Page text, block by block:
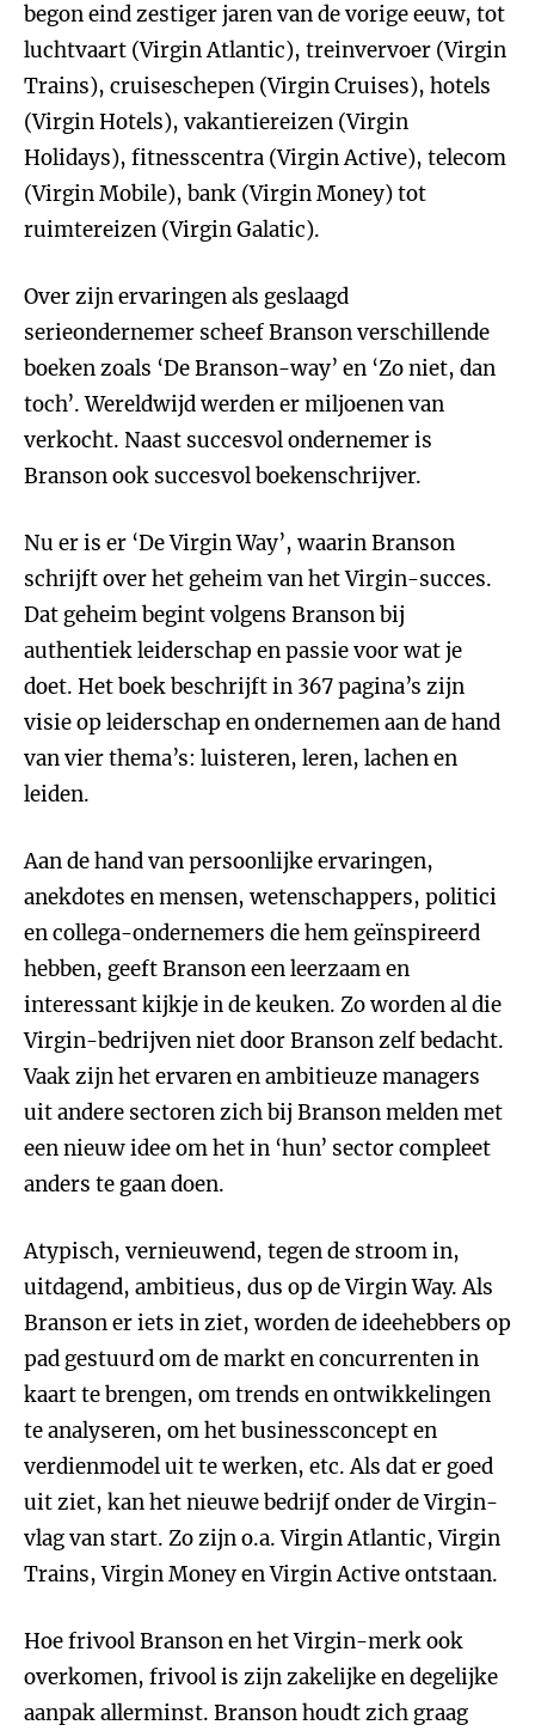
begon eind zestiger jaren van de vorige eeuw, tot
luchtvaart (Virgin Atlantic), treinvervoer (Virgin
Trains), cruiseschepen (Virgin Cruises), hotels
(Virgin Hotels), vakantiereizen (Virgin
Holidays), fitnesscentra (Virgin Active), telecom
(Virgin Mobile), bank (Virgin Money) tot
ruimtereizen (Virgin Galatic).
Over zijn ervaringen als geslaagd
serieondernemer scheef Branson verschillende
boeken zoals ‘De Branson-way’ en ‘Zo niet, dan
toch’. Wereldwijd werden er miljoenen van
verkocht. Naast succesvol ondernemer is
Branson ook succesvol boekenschrijver.
Nu er is er ‘De Virgin Way’, waarin Branson
schrijft over het geheim van het Virgin-succes.
Dat geheim begint volgens Branson bij
authentiek leiderschap en passie voor wat je
doet. Het boek beschrijft in 367 pagina’s zijn
visie op leiderschap en ondernemen aan de hand
van vier thema’s: luisteren, leren, lachen en
leiden.
Aan de hand van persoonlijke ervaringen,
anekdotes en mensen, wetenschappers, politici
en collega-ondernemers die hem geïnspireerd
hebben, geeft Branson een leerzaam en
interessant kijkje in de keuken. Zo worden al die
Virgin-bedrijven niet door Branson zelf bedacht.
Vaak zijn het ervaren en ambitieuze managers
uit andere sectoren zich bij Branson melden met
een nieuw idee om het in ‘hun’ sector compleet
anders te gaan doen.
Atypisch, vernieuwend, tegen de stroom in,
uitdagend, ambitieus, dus op de Virgin Way. Als
Branson er iets in ziet, worden de ideehebbers op
pad gestuurd om de markt en concurrenten in
kaart te brengen, om trends en ontwikkelingen
te analyseren, om het businessconcept en
verdienmodel uit te werken, etc. Als dat er goed
uit ziet, kan het nieuwe bedrijf onder de Virgin-
vlag van start. Zo zijn o.a. Virgin Atlantic, Virgin
Trains, Virgin Money en Virgin Active ontstaan.
Hoe frivool Branson en het Virgin-merk ook
overkomen, frivool is zijn zakelijke en degelijke
aanpak allerminst. Branson houdt zich graag